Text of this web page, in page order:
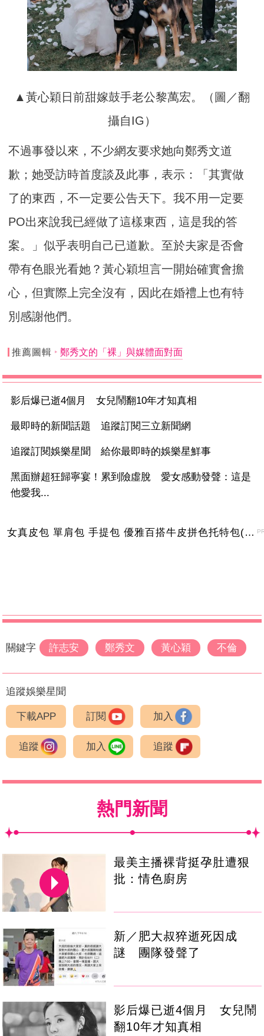
▲黃心穎日前甜嫁鼓手老公黎萬宏。（圖／翻
攝自IG）
不過事發以來，不少網友要求她向鄭秀文道
歉；她受訪時首度談及此事，表示：「其實做
了的東西，不一定要公告天下。我不用一定要
PO出來說我已經做了這樣東西，這是我的答
案。」似乎表明自己已道歉。至於夫家是否會
帶有色眼光看她？黃心穎坦言一開始確實會擔
心，但實際上完全沒有，因此在婚禮上也有特
別感謝他們。
推薦圖輯 鄭秀文的「裸」與媒體面對面
影后爆已逝4個月 女兒鬧翻10年才知真相
最即時的新聞話題 追蹤訂閱三立新聞網
追蹤訂閱娛樂星聞 給你最即時的娛樂星鮮事
黑面辦超狂歸寧宴！累到險虛脫 愛女感動發聲：這是
他愛我...
女真皮包 單肩包 手提包 優雅百搭牛皮拼色托特包(6色)【XWL780163】＊艾美時尚(現+預)
關鍵字 許志安 鄭秀文 黃心穎 不倫
追蹤娛樂星聞
下載APP 訂閱 加入
追蹤 加入 追蹤
熱門新聞
最美主播裸背挺孕肚遭狠
批：情色廚房
新／肥大叔猝逝死因成
謎 團隊發聲了
影后爆已逝4個月 女兒鬧
翻10年才知真相